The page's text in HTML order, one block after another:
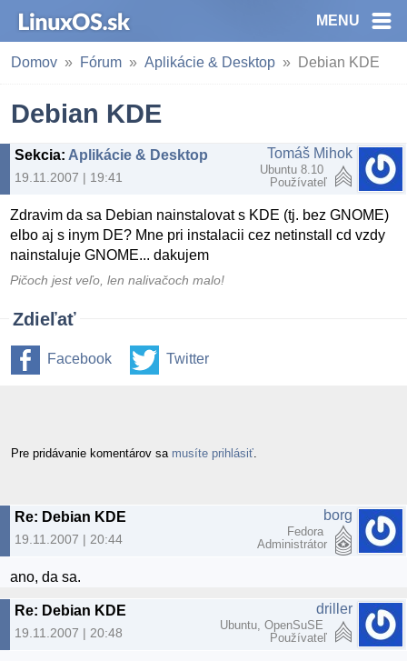
MENU
Domov Fórum Aplikácie & Desktop Debian KDE
Debian KDE
Sekcia: Aplikácie & Desktop
19.11.2007 | 19:41
Tomáš Mihok
Ubuntu 8.10
Používateľ
Zdravim da sa Debian nainstalovat s KDE (tj. bez GNOME)
elbo aj s inym DE? Mne pri instalacii cez netinstall cd vzdy
nainstaluje GNOME... dakujem
Pičoch jest veľo, len nalivačoch malo!
Zdieľať
Facebook Twitter
Pre pridávanie komentárov sa musíte prihlásiť
Re: Debian KDE
19.11.2007 | 20:44
borg
Fedora
Administrátor
ano, da sa.
Re: Debian KDE
19.11.2007 | 20:48
driller
Ubuntu, OpenSuSE
Používateľ